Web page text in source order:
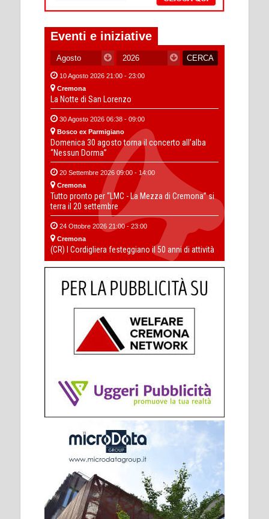
Eventi e iniziative
10 Agosto 2026 21:00 - 23:00
Cremona
La Notte di San Lorenzo
30 Agosto 2026 06:38 - 09:00
Bosco ex Parmigiano
Domenica 30 agosto torna il concerto all’alba
“Nessun Dorma”
20 Settembre 2026 09:00 - 14:00
Cremona
Tutto pronto per “LMC - La Mezza di Cremona” si
terra il 20 settembre
24 Ottobre 2026 21:00 - 23:00
Cremona
(CR) I Cordigliera festeggiano il 50 anni di attività